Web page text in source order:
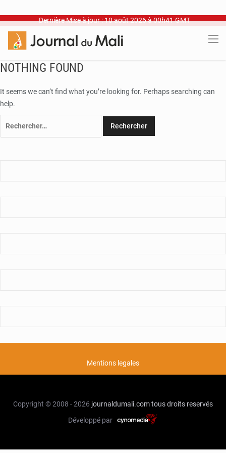
Dernière Mise à jour : 10 août 2026 à 00h41 GMT
NOTHING FOUND
It seems we can’t find what you’re looking for. Perhaps searching can
help.
Mentions legales
Copyright © 2008 - 2026 journaldumali.comtous droits reservés
Développé par